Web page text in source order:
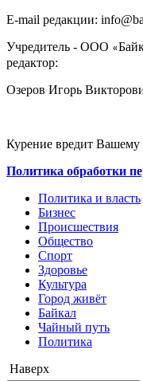
E-mail редакции:
Учредитель - ООО «
редактор:
Озеров Игорь
Курение вредит Вашему
Политика обработки
Политика и власть
Бизнес
Происшествия
Общество
Cпорт
Здоровье
Культура
Город живёт
Байкал
Чайный путь
Политика
Наверх